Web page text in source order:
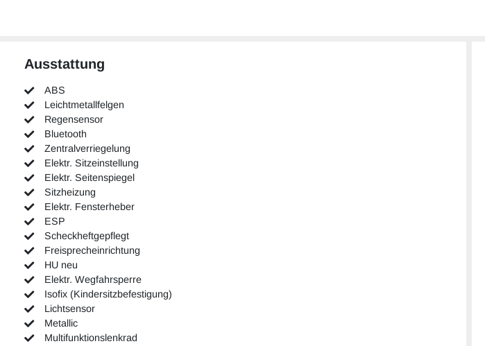
Ausstattung
ABS
Leichtmetallfelgen
Regensensor
Bluetooth
Zentralverriegelung
Elektr. Sitzeinstellung
Elektr. Seitenspiegel
Sitzheizung
Elektr. Fensterheber
ESP
Scheckheftgepflegt
Freisprecheinrichtung
HU neu
Elektr. Wegfahrsperre
Isofix (Kindersitzbefestigung)
Lichtsensor
Metallic
Multifunktionslenkrad